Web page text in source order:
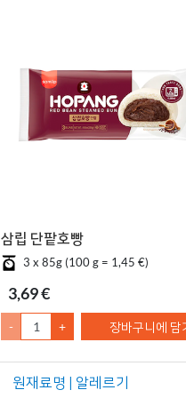
삼립 단팥호빵
3 x 85g (100 g = 1,45 €)
3,69 €
- + 장바구니에 담
원재료명 | 알레르기